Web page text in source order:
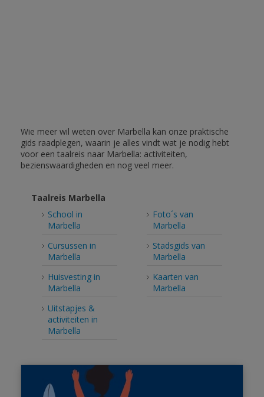
Wie meer wil weten over Marbella kan onze praktische
gids raadplegen, waarin je alles vindt wat je nodig hebt
voor een taalreis naar Marbella: activiteiten,
bezienswaardigheden en nog veel meer.
Taalreis Marbella
School in
Marbella
Cursussen in
Marbella
Huisvesting in
Marbella
Uitstapjes &
activiteiten in
Marbella
Foto´s van
Marbella
Stadsgids van
Marbella
Kaarten van
Marbella